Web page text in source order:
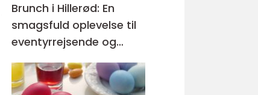
Brunch i Hillerød: En
smagsfuld oplevelse til
eventyrrejsende og
backpackere